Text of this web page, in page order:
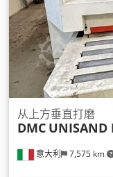
意大利 7,575 km
从上方垂直打磨
DMC UNISAND